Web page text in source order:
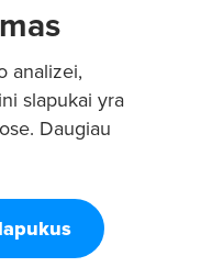
Darbo
analizei,
slapukai yra
Daugiau